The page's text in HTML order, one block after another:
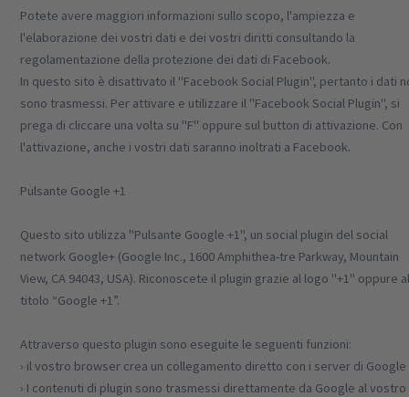
Potete avere maggiori informazioni sullo scopo, l'ampiezza e
l'elaborazione dei vostri dati e dei vostri diritti consultando la
regolamentazione della protezione dei dati di Facebook.
In questo sito è disattivato il "Facebook Social Plugin", pertanto i dati
sono trasmessi. Per attivare e utilizzare il "Facebook Social Plugin", si
prega di cliccare una volta su "F" oppure sul button di attivazione. Con
l'attivazione, anche i vostri dati saranno inoltrati a Facebook.
Pulsante Google +1
Questo sito utilizza "Pulsante Google +1", un social plugin del social
network Google+ (Google Inc., 1600 Amphithea-tre Parkway, Mountain
View, CA 94043, USA). Riconoscete il plugin grazie al logo "+1" oppure
titolo “Google +1”.
Attraverso questo plugin sono eseguite le seguenti funzioni:
› il vostro browser crea un collegamento diretto con i server di Google
› I contenuti di plugin sono trasmessi direttamente da Google al vostro